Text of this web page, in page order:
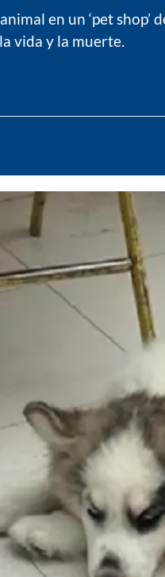
en un ‘pet
vida y la muerte.